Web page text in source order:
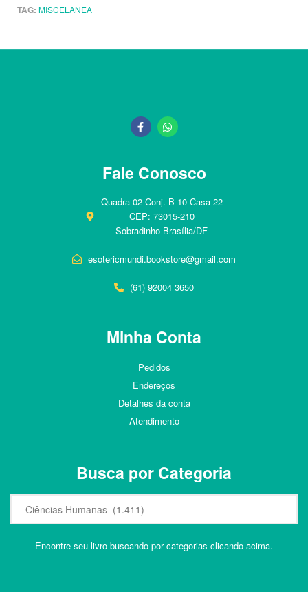
TAG: MISCELÂNEA
Fale Conosco
Quadra 02 Conj. B-10 Casa 22
CEP: 73015-210
Sobradinho Brasília/DF
esotericmundi.bookstore@gmail.com
(61) 92004 3650
Minha Conta
Pedidos
Endereços
Detalhes da conta
Atendimento
Busca por Categoria
Encontre seu livro buscando por categorias clicando acima.